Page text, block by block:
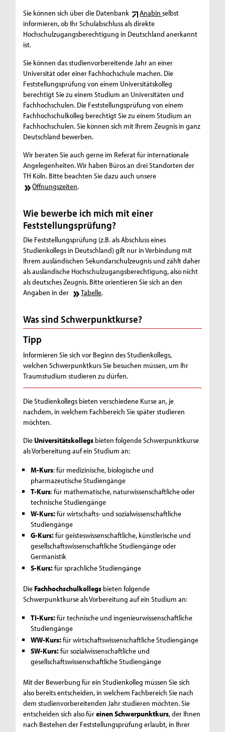
Sie können sich über die Datenbank
Anabinselbst
informieren, ob Ihr Schulabschluss als direkte
Hochschulzugangsberechtigung in Deutschland anerkannt
ist.
Sie können das studienvorbereitende Jahr an einer
Universität oder einer Fachhochschule machen. Die
Feststellungsprüfung von einem Universitätskolleg
berechtigt Sie zu einem Studium an Universitäten und
Fachhochschulen. Die Feststellungsprüfung von einem
Fachhochschulkolleg berechtigt Sie zu einem Studium an
Fachhochschulen. Sie können sich mit Ihrem Zeugnis in ganz
Deutschland bewerben.
Wir beraten Sie auch gerne im Referat für internationale
Angelegenheiten. Wir haben Büros an drei Standorten der
TH Köln. Bitte beachten Sie dazu auch unsere
Öffnungszeiten.
Wie bewerbe ich mich mit einer
Feststellungsprüfung?
Die Feststellungsprüfung (z.B. als Abschluss eines
Studienkollegs in Deutschland) gilt nur in Verbindung mit
Ihrem ausländischen Sekundarschulzeugnis und zählt daher
als ausländische Hochschulzugangsberechtigung, also nicht
als deutsches Zeugnis. Bitte orientieren Sie sich an den
Angaben in der
Tabelle.
Was sind Schwerpunktkurse?
Tipp
Informieren Sie sich vor Beginn des Studienkollegs,
welchen Schwerpunktkurs Sie besuchen müssen, um Ihr
Traumstudium studieren zu dürfen.
Die Studienkollegs bieten verschiedene Kurse an, je
nachdem, in welchem Fachbereich Sie später studieren
möchten.
Die Universitätskollegs bieten folgende Schwerpunktkurse
als Vorbereitung auf ein Studium an:
M-Kurs: für medizinische, biologische und
pharmazeutische Studiengänge
T-Kurs: für mathematische, naturwissenschaftliche oder
technische Studiengänge
W-Kurs:für wirtschafts- und sozialwissenschaftliche
Studiengänge
G-Kurs:für geisteswissenschaftliche, künstlerische und
gesellschaftswissenschaftliche Studiengänge oder
Germanistik
S-Kurs:für sprachliche Studiengänge
Die Fachhochschulkollegs bieten folgende
Schwerpunktkurse als Vorbereitung auf ein Studium an:
TI-Kurs:für technische und ingenieurwissenschaftliche
Studiengänge
WW-Kurs:für wirtschaftswissenschaftliche Studiengänge
SW-Kurs:für sozialwissenschaftliche und
gesellschaftswissenschaftliche Studiengänge
Mit der Bewerbung für ein Studienkolleg müssen Sie sich
also bereits entscheiden, in welchem Fachbereich Sie nach
dem studienvorbereitenden Jahr studieren möchten. Sie
entscheiden sich also füreinen Schwerpunktkurs, der Ihnen
nach Bestehen der Feststellungsprüfung erlaubt, in Ihrer